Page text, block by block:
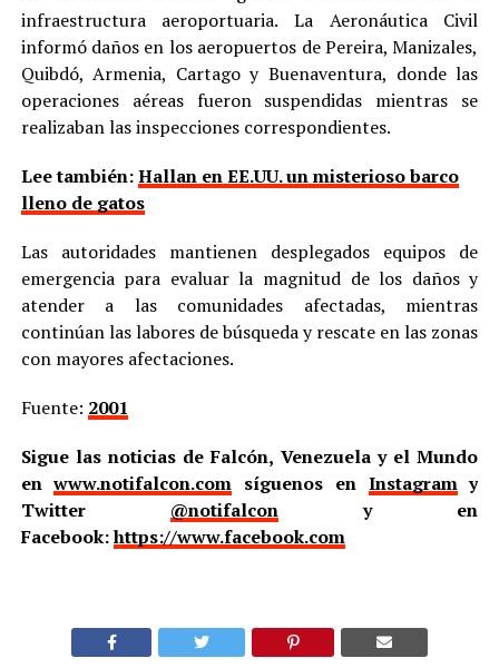
infraestructura aeroportuaria. La Aeronáutica Civil
informó daños en los aeropuertos de Pereira, Manizales,
Quibdó, Armenia, Cartago y Buenaventura, donde las
operaciones aéreas fueron suspendidas mientras se
realizaban las inspecciones correspondientes.
Lee también:Hallan en EE.UU. un misterioso barco
lleno de gatos
Las autoridades mantienen desplegados equipos de
emergencia para evaluar la magnitud de los daños y
atender a las comunidades afectadas, mientras
continúan las labores de búsqueda y rescate en las zonas
con mayores afectaciones.
Fuente: 2001
Sigue las noticias de Falcón, Venezuela y el Mundo
enwww.notifalcon.com síguenos en Instagramy
Twitter @notifalcony en
Facebook:https://www.facebook.com